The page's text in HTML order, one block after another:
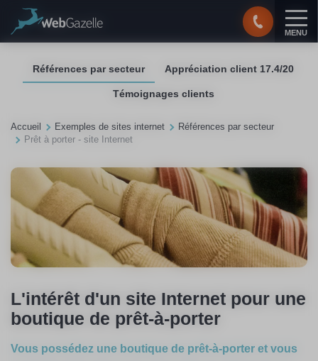
MENU
Références par secteur Appréciation client 17.4/20
Témoignages clients
Accueil Exemples de sites internet
Références par secteur
Prêt à porter - site Internet
L'intérêt d'un site Internet pour une
boutique de prêt-à-porter
Vous possédez une boutique de prêt-à-porter et vous
Panneau de gestion des cookies